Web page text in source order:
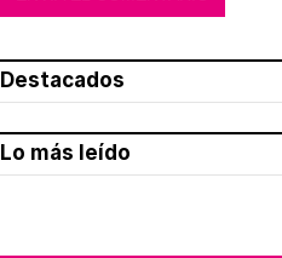
Destacados
Lo más leído